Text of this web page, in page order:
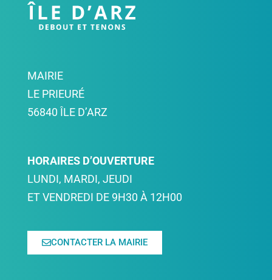
MAIRIE
LE PRIEURÉ
56840 ÎLE D’ARZ
HORAIRES D’OUVERTURE
LUNDI, MARDI, JEUDI
ET VENDREDI DE 9H30 À 12H00
CONTACTER LA MAIRIE